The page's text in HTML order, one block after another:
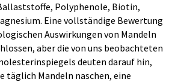
Polyphenole, Biotin,
Eine vollständige Bewertung
Auswirkungen von Mandeln
aber die von uns beobachteten
deuten darauf hin,
täglich Mandeln naschen, eine